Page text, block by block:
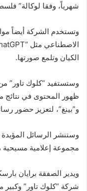
شهرياً، وفقا لوكالة”
وتستخدم الشركة أيضاً
الكيان وتلمع صورتها.
وستستفيد “كلوك تاور”
ظهور المحتوى في
و”بينغ”، لتعزيز حضور
وستنشر الرسائل
مجموعة إعلامية مسيحية
ويدير الصفقة برايان
شركة “كلوك تاور”